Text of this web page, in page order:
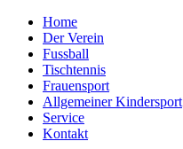
Home
Der Verein
Fussball
Tischtennis
Frauensport
Allgemeiner Kindersport
Service
Kontakt